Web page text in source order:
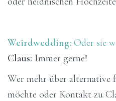
Weirdwedding: Oder sie
Claus: Immer gerne!
Wer mehr über alternative
möchte oder Kontakt zu